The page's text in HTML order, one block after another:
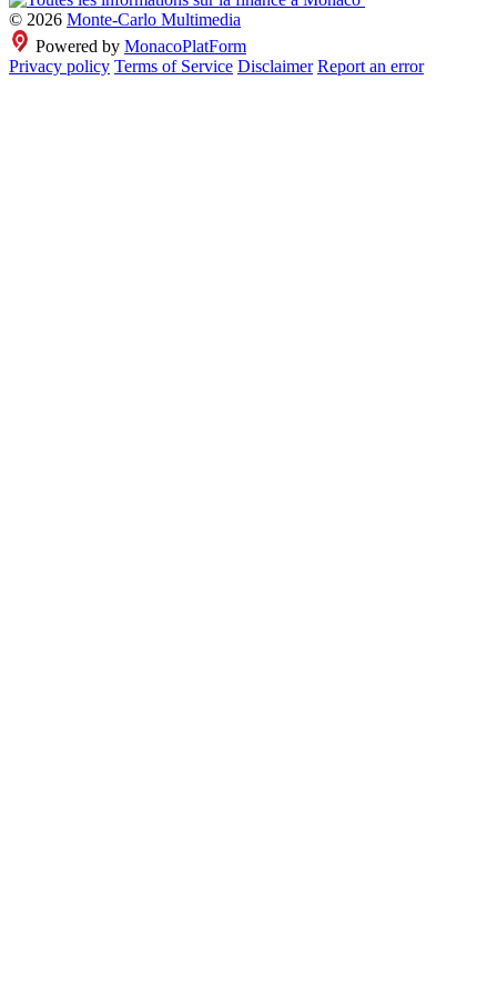
© 2026 Monte-Carlo Multimedia
Powered by MonacoPlatForm
Privacy policy Terms of Service Disclaimer Report an error